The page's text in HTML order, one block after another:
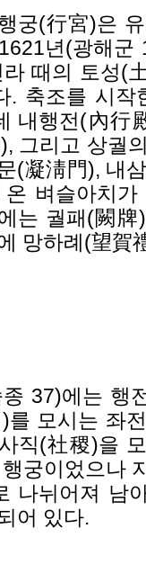
궁(行宮)은
년(광해
라 때의 토성(
. 축조를 시
내행전(內行
그리고 상궐
(凝淸門), 내
온 벼슬아치
는 궐패(闕
망하례(望賀
37)에는 행
를 모시는 좌
직(社稷)을
궁이었으나
나뉘어져 남
어 있다.